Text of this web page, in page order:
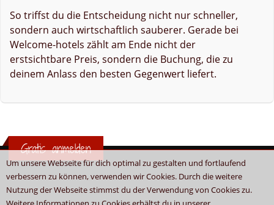
Um unsere Webseite für dich optimal zu gestalten und fortlaufend
verbessern zu können, verwenden wir Cookies. Durch die weitere
Nutzung der Webseite stimmst du der Verwendung von Cookies zu.
So triffst du die Entscheidung nicht nur schneller,
sondern auch wirtschaftlich sauberer. Gerade bei
Welcome-hotels zählt am Ende nicht der
erstsichtbare Preis, sondern die Buchung, die zu
deinem Anlass den besten Gegenwert liefert.
Gratis anmelden